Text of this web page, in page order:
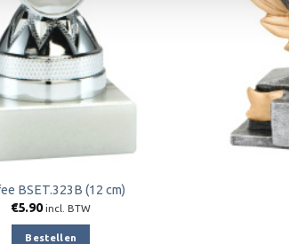
BSET.323B (12 cm)
€5.90 incl. BTW
Bestellen